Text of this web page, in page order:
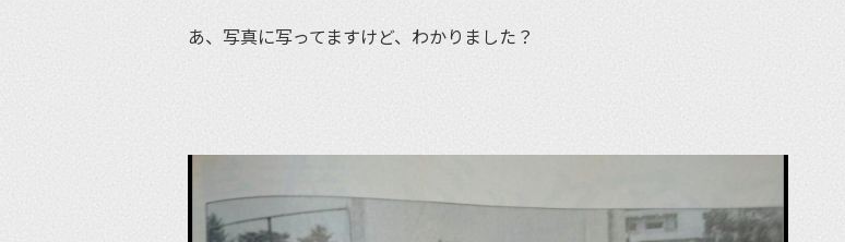
あ、写真に写ってますけど、わかりました？